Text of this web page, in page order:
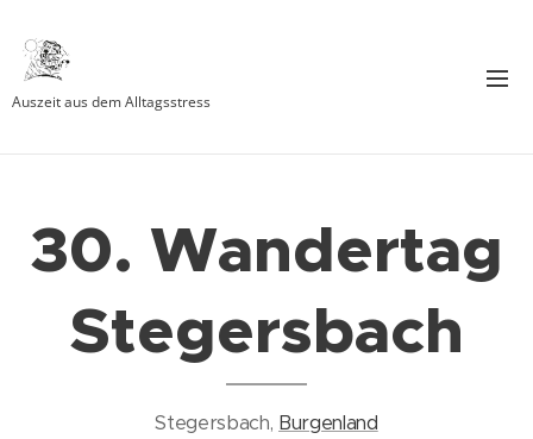
Auszeit aus dem Alltagsstress
30. Wandertag
Stegersbach
Stegersbach, Burgenland